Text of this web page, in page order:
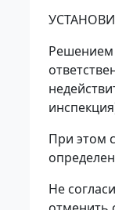
Решением
При этом
Не